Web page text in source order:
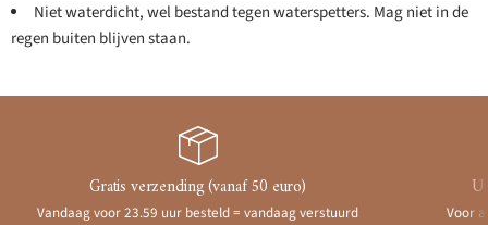
Niet waterdicht, wel bestand tegen waterspetters. Mag niet in de
regen buiten blijven staan.
Gratis verzending (vanaf 50 euro)
Vandaag voor 23.59 uur besteld = vandaag verstuurd Voor